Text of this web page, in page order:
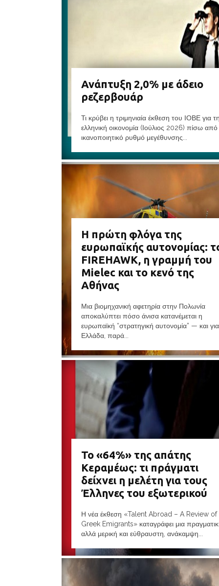
Ανάπτυξη 2,0% με άδειο
ρεζερβουάρ
Τι κρύβει η τριμηνιαία έκθεση του ΙΟΒΕ για
ελληνική οικονομία (Ιούλιος 2026) πίσω από
ικανοποιητικό ρυθμό μεγέθυνσης...
Η πρώτη φλόγα της
ευρωπαϊκής αυτονομίας:
FIREHAWK, η γραμμή του
Mielec και το κενό της
Αθήνας
Μια βιομηχανική αφετηρία στην Πολωνία
αποκαλύπτει πόσο άνισα κατανέμεται η
ευρωπαϊκή “στρατηγική αυτονομία” — και
Ελλάδα, παρά...
Το «64%» της απάτης
Κεραμέως: τι πράγματι
δείχνει η μελέτη για τους
Έλληνες του εξωτερικού
Η νέα έκθεση «Talent Abroad – A Review of
Greek Emigrants» καταγράφει μια
αλλά μερική και εύθραυστη, ανάκαμψη...